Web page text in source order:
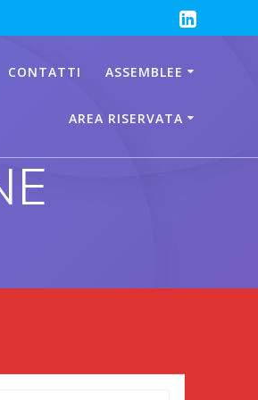
CONTATTI ASSEMBLEE
AREA RISERVATA